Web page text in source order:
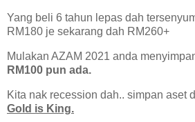
Yang beli 6 tahun lepas dah
RM180 je sekarang dah RM260+
Mulakan AZAM 2021 anda
RM100 pun ada.
Kita nak recession dah.. simpan aset
Gold is King.